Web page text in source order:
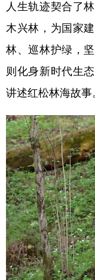
人生轨迹契合了
木兴林，为国家
林、巡林护绿，
则化身新时代生
讲述红松林海故事